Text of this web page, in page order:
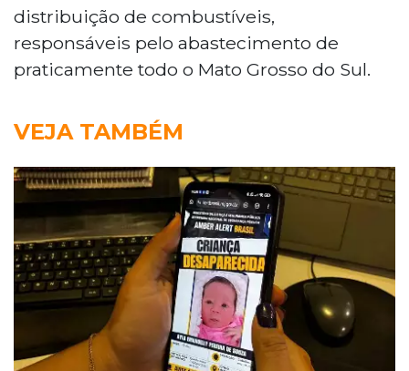
distribuição de combustíveis,
responsáveis pelo abastecimento de
praticamente todo o Mato Grosso do Sul.
VEJA TAMBÉM